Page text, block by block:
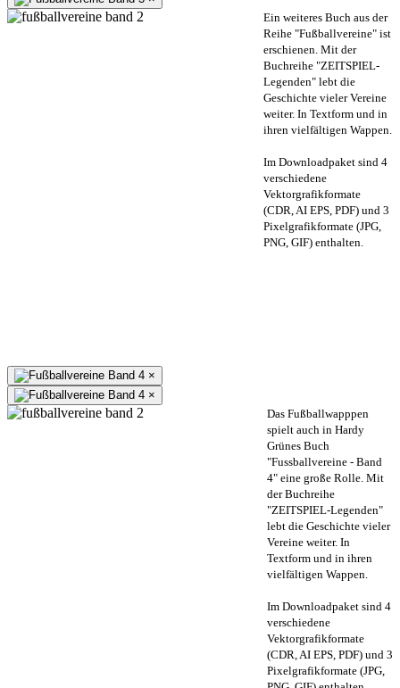
Ein weiteres Buch aus der
Reihe "Fußballvereine" ist
erschienen. Mit der
Buchreihe "ZEITSPIEL-
Legenden" lebt die
Geschichte vieler Vereine
weiter. In Textform und in
ihren vielfältigen Wappen.
Im Downloadpaket sind 4
verschiedene
Vektorgrafikformate
(CDR, AI EPS, PDF) und 3
Pixelgrafikformate (JPG,
PNG, GIF) enthalten.
×
×
Das Fußballwapppen
spielt auch in Hardy
Grünes Buch
"Fussballvereine - Band
4" eine große Rolle. Mit
der Buchreihe
"ZEITSPIEL-Legenden"
lebt die Geschichte vieler
Vereine weiter. In
Textform und in ihren
vielfältigen Wappen.
Im Downloadpaket sind 4
verschiedene
Vektorgrafikformate
(CDR, AI EPS, PDF) und 3
Pixelgrafikformate (JPG,